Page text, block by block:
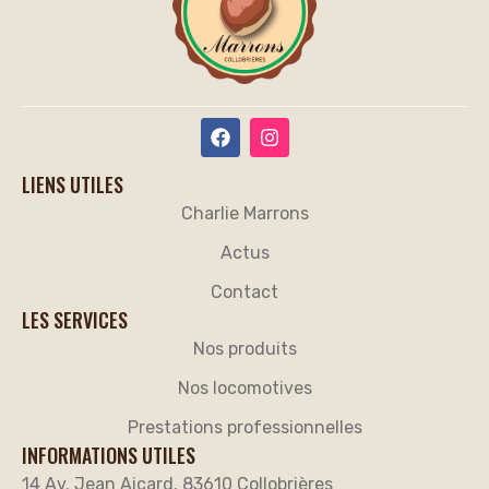
LIENS UTILES
Charlie Marrons
Actus
Contact
LES SERVICES
Nos produits
Nos locomotives
Prestations professionnelles
INFORMATIONS UTILES
14 Av. Jean Aicard, 83610 Collobrières